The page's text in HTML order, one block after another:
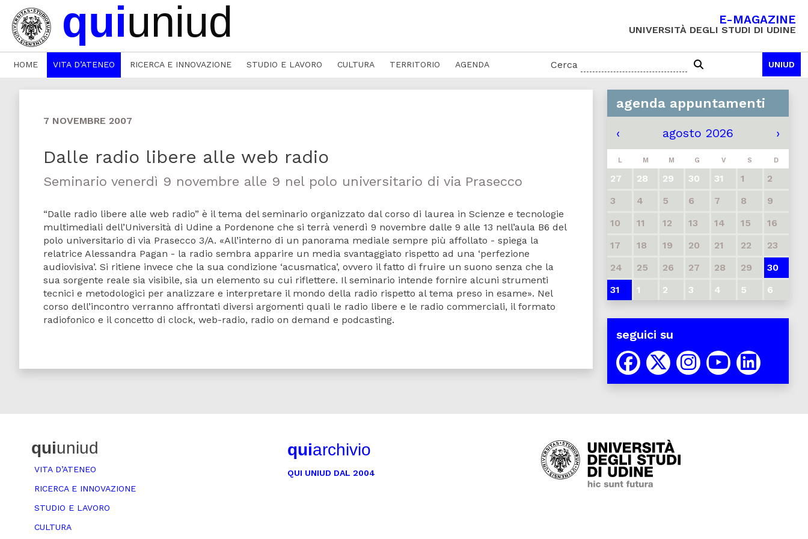
E-MAGAZINE
UNIVERSITÀ DEGLI STUDI DI UDINE
HOME VITA D’ATENEO RICERCA E INNOVAZIONE STUDIO E LAVORO CULTURA TERRITORIO AGENDA Cerca UNIUD
7 NOVEMBRE 2007
Dalle radio libere alle web radio
Seminario venerdì 9 novembre alle 9 nel polo universitario di via Prasecco
“Dalle radio libere alle web radio” è il tema del seminario organizzato dal corso di laurea in Scienze e tecnologie
multimediali dell’Università di Udine a Pordenone che si terrà venerdì 9 novembre dalle 9 alle 13 nell’aula B6 del
polo universitario di via Prasecco 3/A. «All’interno di un panorama mediale sempre più affollato - spiega la
relatrice Alessandra Pagan - la radio sembra apparire un media svantaggiato rispetto ad una ‘perfezione
audiovisiva’. Si ritiene invece che la sua condizione ‘acusmatica’, ovvero il fatto di fruire un suono senza che la
sua sorgente reale sia visibile, sia un elemento su cui riflettere. Il seminario intende fornire alcuni strumenti
tecnici e metodologici per analizzare e interpretare il mondo della radio rispetto al tema preso in esame». Nel
corso dell’incontro verranno affrontati diversi argomenti quali le radio libere e le radio commerciali, il formato
radiofonico e il concetto di clock, web-radio, radio on demand e podcasting.
agenda appuntamenti
‹ agosto 2026 ›
L M M G V S D
27 28 29 30 31 1
2
3
4 5 6 7 8
9
10
11 12 13 14 15
16
17
18 19 20 21 22
23
24
25 26 27 28 29
30
31
1 2 3 4 5 6
seguici su
quiuniud
VITA D’ATENEO
RICERCA E INNOVAZIONE
STUDIO E LAVORO
CULTURA
quiarchivio
QUI UNIUD DAL 2004